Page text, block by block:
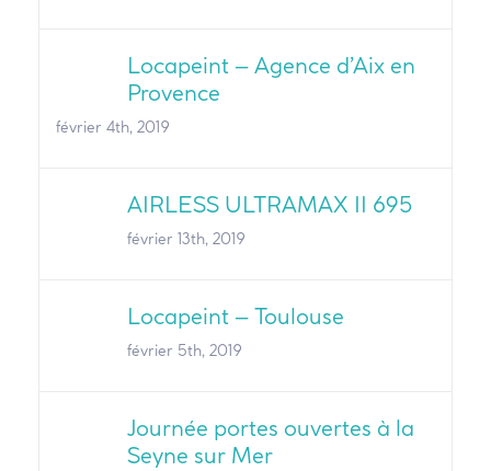
Locapeint – Agence d’Aix en
Provence
février 4th, 2019
AIRLESS ULTRAMAX II 695
février 13th, 2019
Locapeint – Toulouse
février 5th, 2019
Journée portes ouvertes à la
Seyne sur Mer